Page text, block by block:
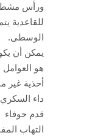
ورأس مشط
للقاعدية
الوسطى.
يمكن أن
هو العوامل
أحذية غير
داء السكري
قدم جوفاء
التهاب